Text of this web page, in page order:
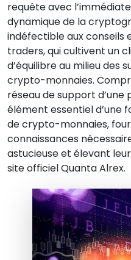
requête avec
dynamique de la
indéfectible aux conseils
traders, qui cultivent un
d’équilibre au milieu des
crypto-monnaies.
réseau de support
élément essentiel d’une
de crypto-monnaies,
connaissances
astucieuse et élevant
site officiel Quanta Alrex.